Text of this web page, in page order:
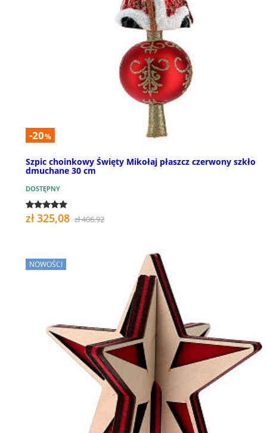
-20%
Szpic choinkowy Święty Mikołaj płaszcz czerwony szkło
dmuchane 30 cm
DOSTĘPNY
zł 325,08 zł 406,92
NOWOŚCI